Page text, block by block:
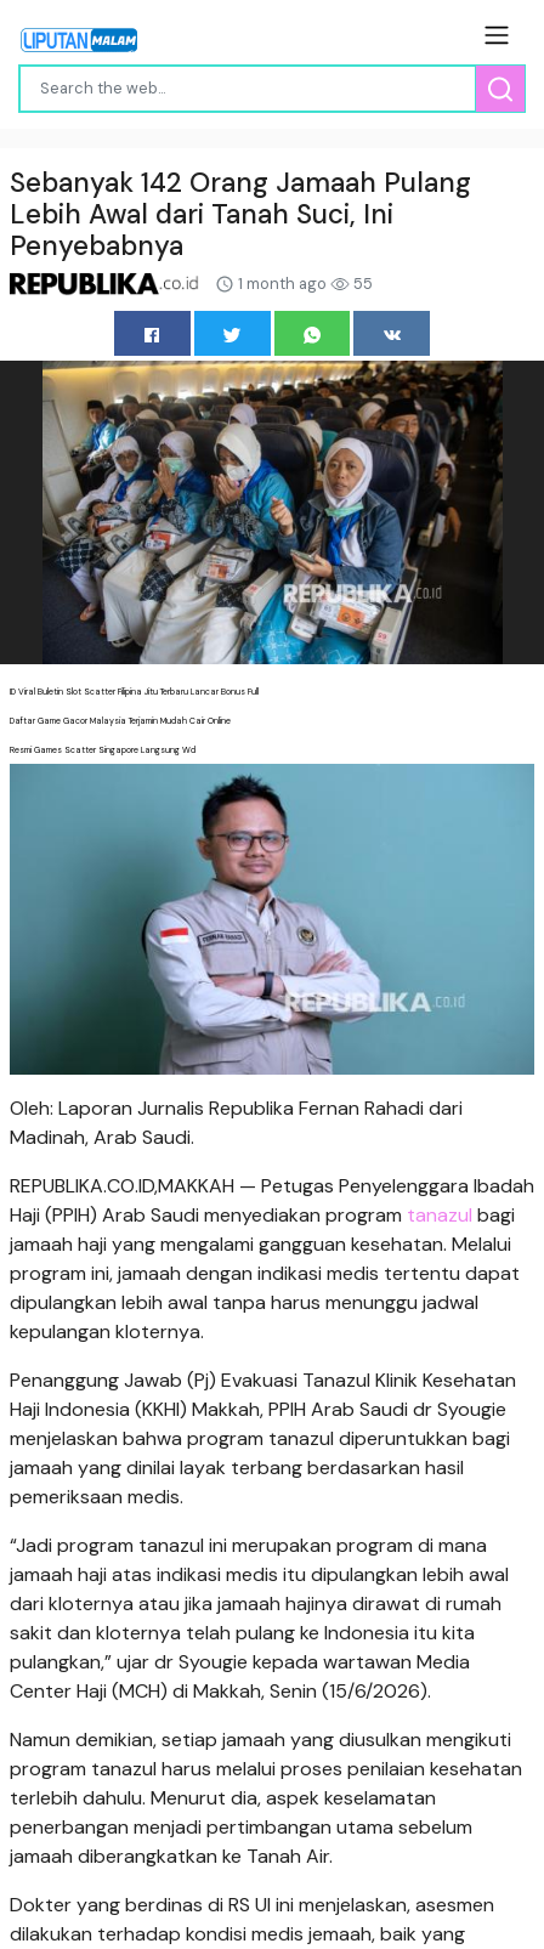
Sebanyak 142 Orang Jamaah Pulang
Lebih Awal dari Tanah Suci, Ini
Penyebabnya
1 month ago 55
ID Viral Buletin Slot Scatter Filipina Jitu Terbaru Lancar Bonus Full
Daftar Game Gacor Malaysia Terjamin Mudah Cair Online
Resmi Games Scatter Singapore Langsung Wd
Oleh: Laporan Jurnalis Republika Fernan Rahadi dari
Madinah, Arab Saudi.
REPUBLIKA.CO.ID,MAKKAH — Petugas Penyelenggara Ibadah
Haji (PPIH) Arab Saudi menyediakan program tanazul bagi
jamaah haji yang mengalami gangguan kesehatan. Melalui
program ini, jamaah dengan indikasi medis tertentu dapat
dipulangkan lebih awal tanpa harus menunggu jadwal
kepulangan kloternya.
Penanggung Jawab (Pj) Evakuasi Tanazul Klinik Kesehatan
Haji Indonesia (KKHI) Makkah, PPIH Arab Saudi dr Syougie
menjelaskan bahwa program tanazul diperuntukkan bagi
jamaah yang dinilai layak terbang berdasarkan hasil
pemeriksaan medis.
“Jadi program tanazul ini merupakan program di mana
jamaah haji atas indikasi medis itu dipulangkan lebih awal
dari kloternya atau jika jamaah hajinya dirawat di rumah
sakit dan kloternya telah pulang ke Indonesia itu kita
pulangkan,” ujar dr Syougie kepada wartawan Media
Center Haji (MCH) di Makkah, Senin (15/6/2026).
Namun demikian, setiap jamaah yang diusulkan mengikuti
program tanazul harus melalui proses penilaian kesehatan
terlebih dahulu. Menurut dia, aspek keselamatan
penerbangan menjadi pertimbangan utama sebelum
jamaah diberangkatkan ke Tanah Air.
Dokter yang berdinas di RS UI ini menjelaskan, asesmen
dilakukan terhadap kondisi medis jemaah, baik yang